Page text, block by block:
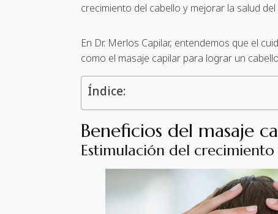
crecimiento del cabello y mejorar la salud
En Dr. Merlos Capilar, entendemos que el
como el masaje capilar para lograr un
Índice:
Beneficios del masaje
Estimulación del